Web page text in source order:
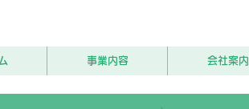
事業内容 会社案内